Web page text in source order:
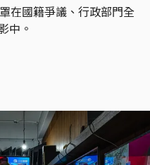
在國籍爭議、行政部門全
中。